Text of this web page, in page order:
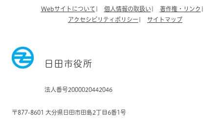
Webサイトについて 個人情報の取扱い
著作権・リンク
アクセシビリティポリシー
サイトマップ
日田市役所
法人番号2000020442046
〒877-8601 大分県日田市田島2丁目6番1号